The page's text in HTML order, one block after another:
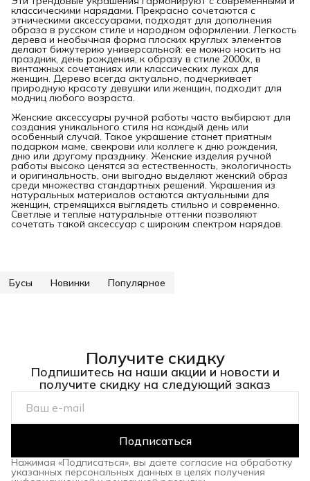
классическими нарядами. Прекрасно сочетаются с
этническими аксессуарами, подходят для дополнения
образа в русском стиле и народном оформлении. Легкость
дерева и необычная форма плоских круглых элементов
делают бижутерию универсальной: ее можно носить на
праздник, день рождения, к образу в стиле 2000х, в
винтажных сочетаниях или классических луках для
женщин. Дерево всегда актуально, подчеркивает
природную красоту девушки или женщин, подходит для
модниц любого возраста.
Женские аксессуары ручной работы часто выбирают для
создания уникального стиля на каждый день или
особенный случай. Такое украшение станет приятным
подарком маме, свекрови или коллеге к дню рождения,
дню или другому празднику. Женские изделия ручной
работы высоко ценятся за естественность, экологичность
и оригинальность, они выгодно выделяют женский образ
среди множества стандартных решений. Украшения из
натуральных материалов остаются актуальными для
женщин, стремящихся выглядеть стильно и современно.
Светлые и теплые натуральные оттенки позволяют
сочетать такой аксессуар с широким спектром нарядов.
Бусы Новинки Популярное
Получите скидку
Подпишитесь на наши акции и новости и
получите скидку на следующий заказ
Подписаться
Нажимая «Подписаться», вы даете согласие на обработку
указанных персональных данных в целях получения